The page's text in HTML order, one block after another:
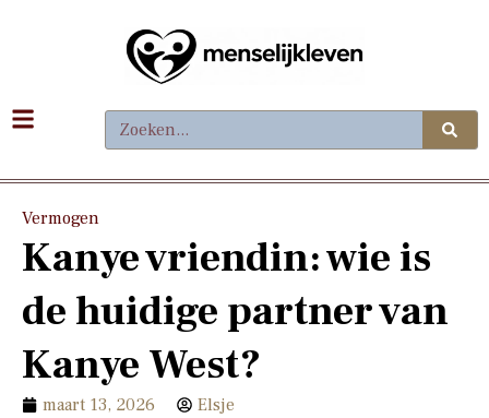
Vermogen
Kanye vriendin: wie is
de huidige partner van
Kanye West?
maart 13, 2026
Elsje